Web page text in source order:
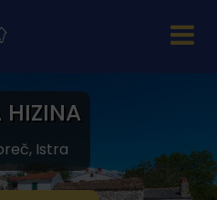
HIZINA
Istra